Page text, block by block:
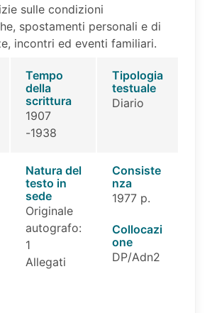
sulle condizioni
spostamenti personali e di
incontri ed eventi familiari.
Tempo
della
scrittura
1907
-1938
Tipologia
testuale
Diario
Natura del
testo in
sede
Originale
autografo:
1
Allegati
Consiste
nza
1977 p.
Collocazi
one
DP/Adn2